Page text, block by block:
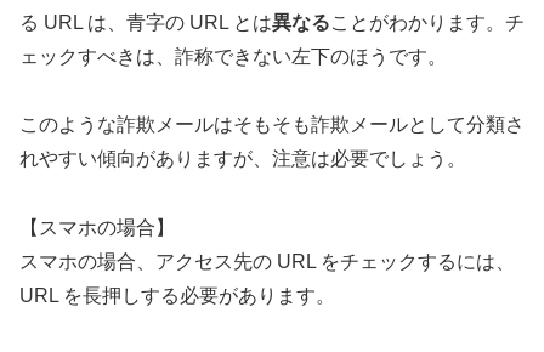
る URL は、青字の URL とは異なることがわかります。チ
ェックすべきは、詐称できない左下のほうです。
このような詐欺メールはそもそも詐欺メールとして分類さ
れやすい傾向がありますが、注意は必要でしょう。
【スマホの場合】
スマホの場合、アクセス先の URL をチェックするには、
URL を長押しする必要があります。